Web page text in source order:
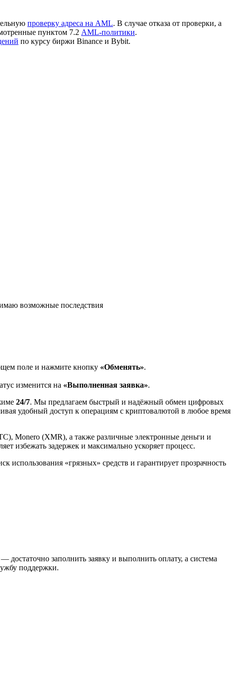
проверку адреса на AML. В случае отказа от проверки, а
пунктом 7.2 AML-политики.
по курсу биржи Binance и Bybit.
возможные последствия
поле и нажмите кнопку «Обменять».
изменится на «Выполненная заявка».
24/7. Мы предлагаем быстрый и надёжный обмен цифровых
удобный доступ к операциям с криптовалютой в любое время
Monero (XMR), а также различные электронные деньги и
избежать задержек и максимально ускоряет процесс.
использования «грязных» средств и гарантирует прозрачность
заполнить заявку и выполнить оплату, а система
поддержки.